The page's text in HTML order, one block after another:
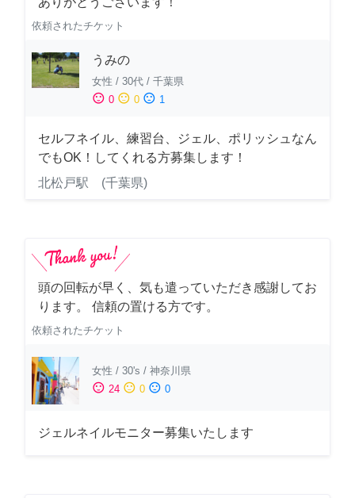
依頼されたチケット
うみの
女性 / 30代 / 千葉県
sentiment_satisfied 0 sentiment_neutral 0 sentiment_dissatisfied 1
セルフネイル、練習台、ジェル、ポリッシュなん
でもOK！してくれる方募集します！
北松戸駅 (千葉県)
頭の回転が早く、気も遣っていただき感謝してお
ります。 信頼の置ける方です。
依頼されたチケット
女性 / 30's / 神奈川県
sentiment_satisfied 24 sentiment_neutral 0 sentiment_dissatisfied 0
ジェルネイルモニター募集いたします